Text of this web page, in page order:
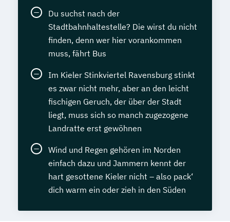
Du suchst nach der
Stadtbahnhaltestelle? Die wirst du nicht
finden, denn wer hier vorankommen
muss, fährt Bus
Im Kieler Stinkviertel Ravensburg stinkt
es zwar nicht mehr, aber an den leicht
fischigen Geruch, der über der Stadt
liegt, muss sich so manch zugezogene
Landratte erst gewöhnen
Wind und Regen gehören im Norden
einfach dazu und Jammern kennt der
hart gesottene Kieler nicht – also pack‘
dich warm ein oder zieh in den Süden